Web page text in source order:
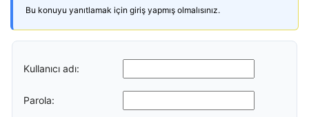
Bu konuyu yanıtlamak için giriş yapmış olmalısınız.
Kullanıcı adı:
Parola: